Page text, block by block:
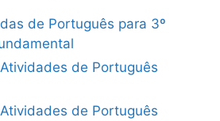
de Português para 3º
de Português
de Português